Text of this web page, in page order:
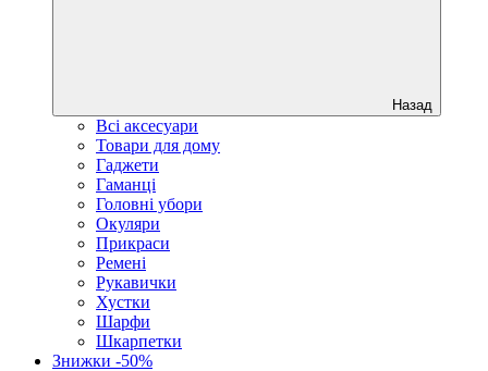
Назад
Всі аксесуари
Товари для дому
Гаджети
Гаманці
Головні убори
Окуляри
Прикраси
Ремені
Рукавички
Хустки
Шарфи
Шкарпетки
Знижки -50%